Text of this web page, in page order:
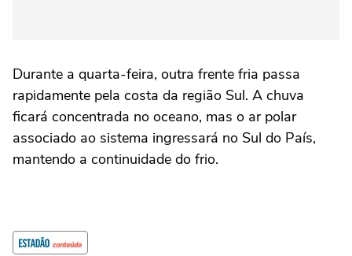
Durante a quarta-feira, outra frente fria passa
rapidamente pela costa da região Sul. A chuva
ficará concentrada no oceano, mas o ar polar
associado ao sistema ingressará no Sul do País,
mantendo a continuidade do frio.